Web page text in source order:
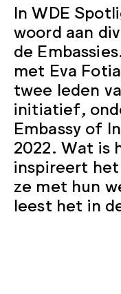
In WDE
woord aan
de
met Eva
twee leden
initiatief,
Embassy of
2022. Wat is
inspireert
ze met hun
leest het in